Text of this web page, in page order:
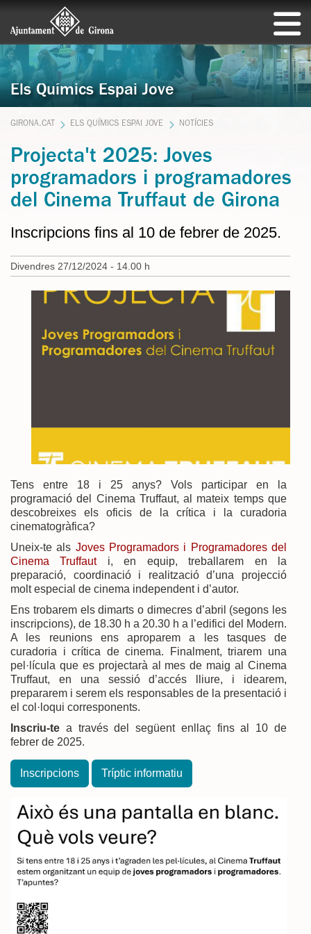
Els Químics Espai Jove
GIRONA.CAT ELS QUÍMICS ESPAI JOVE NOTÍCIES
Projecta't 2025: Joves
programadors i programadores
del Cinema Truffaut de Girona
Inscripcions fins al 10 de febrer de 2025.
Divendres 27/12/2024 - 14.00 h
Tens entre 18 i 25 anys? Vols participar en la
programació del Cinema Truffaut, al mateix temps que
descobreixes els oficis de la crítica i la curadoria
cinematogràfica?
Uneix-te als Joves Programadors i Programadores del
Cinema Truffauti, en equip, treballarem en la
preparació, coordinació i realització d’una projecció
molt especial de cinema independent i d’autor.
Ens trobarem els dimarts o dimecres d’abril (segons les
inscripcions), de 18.30 h a 20.30 h a l’edifici del Modern.
A les reunions ens aproparem a les tasques de
curadoria i crítica de cinema. Finalment, triarem una
pel·lícula que es projectarà al mes de maig al Cinema
Truffaut, en una sessió d’accés lliure, i idearem,
prepararem i serem els responsables de la presentació i
el col·loqui corresponents.
Inscriu-te a través del següent enllaç fins al 10 de
febrer de 2025.
Inscripcions Tríptic informatiu